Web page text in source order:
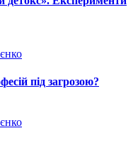
під загрозою?